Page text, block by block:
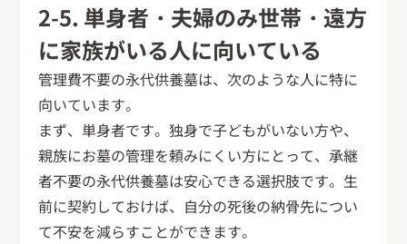
2-5. 単身者・夫婦のみ世帯・遠方
に家族がいる人に向いている
管理費不要の永代供養墓は、次のような人に特に
向いています。
まず、単身者です。独身で子どもがいない方や、
親族にお墓の管理を頼みにくい方にとって、承継
者不要の永代供養墓は安心できる選択肢です。生
前に契約しておけば、自分の死後の納骨先につい
て不安を減らすことができます。